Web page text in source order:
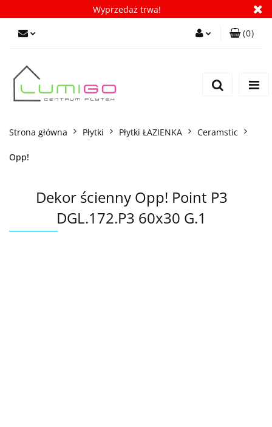
Wyprzedaż trwa!
(0)
Strona główna Płytki Płytki ŁAZIENKA Ceramstic
Opp!
Dekor ścienny Opp! Point P3
DGL.172.P3 60x30 G.1